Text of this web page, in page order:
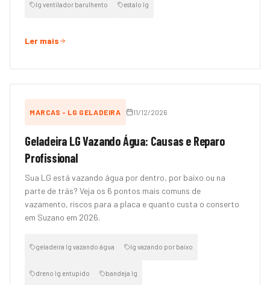
lg ventilador barulhento estalo lg
Ler mais
MARCAS - LG GELADEIRA 11/12/2026
Geladeira LG Vazando Água: Causas e Reparo
Profissional
Sua LG está vazando água por dentro, por baixo ou na
parte de trás? Veja os 6 pontos mais comuns de
vazamento, riscos para a placa e quanto custa o conserto
em Suzano em 2026.
geladeira lg vazando água lg vazando por baixo
dreno lg entupido bandeja lg